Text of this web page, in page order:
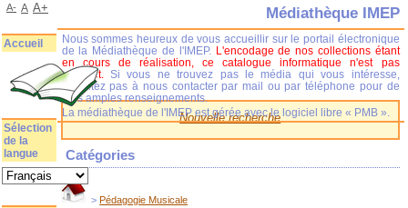
Nouvelle recherche
Catégories
>Pédagogie Musicale
Médiathèque IMEP
Nous sommes heureux de vous accueillir sur le portail électronique
de la Médiathèque de l'IMEP. L'encodage de nos collections étant
en cours de réalisation, ce catalogue informatique n'est pas
complet.
Si vous ne trouvez pas le média qui vous intéresse,
n'hésitez pas à nous contacter par mail ou par téléphone pour de
plus amples renseignements.
La médiathèque de l'IMEP est gérée avec le logiciel libre « PMB ».
A- A A+
Accueil
Sélection
de la
langue